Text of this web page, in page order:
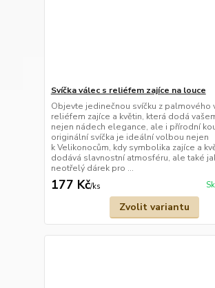
Svíčka válec s reliéfem zajíce na louce
Objevte jedinečnou svíčku z palmového
reliéfem zajíce a květin, která dodá
nejen nádech elegance, ale i přírodní
originální svíčka je ideální volbou nejen
k Velikonocům, kdy symbolika zajíce a
dodává slavnostní atmosféru, ale také
neotřelý dárek pro ...
177 Kč/ks
Zvolit variantu